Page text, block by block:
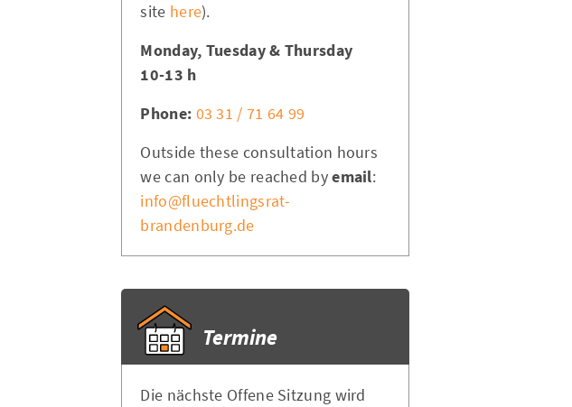
site here).
Monday, Tuesday & Thursday
10-13 h
Phone: 03 31 / 71 64 99
Outside these consultation hours
we can only be reached byemail:
info@fluechtlingsrat-
brandenburg.de
Termine
Die nächste Offene Sitzung wird